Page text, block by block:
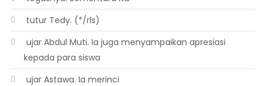
 tutur Tedy. (*/rls)
 ujar Abdul Muti. Ia juga menyampaikan apresiasi
kepada para siswa
 ujar Astawa. Ia merinci